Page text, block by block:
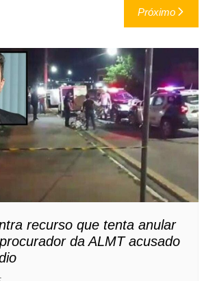
Próximo
recurso que tenta anular
da ALMT acusado